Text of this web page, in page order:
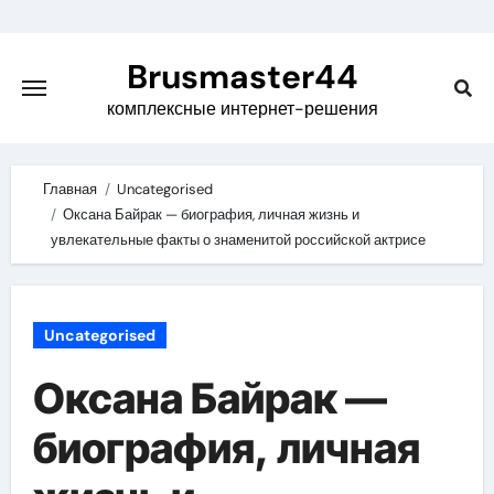
content
Brusmaster44
комплексные интернет-решения
Главная
Uncategorised
Оксана Байрак — биография, личная жизнь и
увлекательные факты о знаменитой российской актрисе
Uncategorised
Оксана Байрак —
биография, личная